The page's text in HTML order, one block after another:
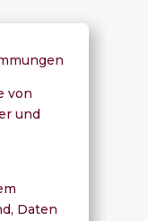
von
und
Daten